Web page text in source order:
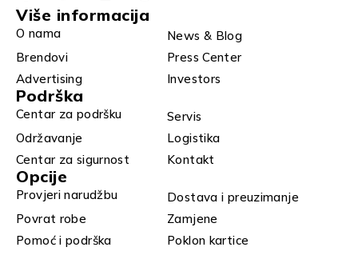
Više informacija
O nama
News & Blog
Brendovi
Press Center
Advertising
Investors
Podrška
Centar za podršku
Servis
Održavanje
Logistika
Centar za sigurnost
Kontakt
Opcije
Provjeri narudžbu
Dostava i preuzimanje
Povrat robe
Zamjene
Pomoć i podrška
Poklon kartice